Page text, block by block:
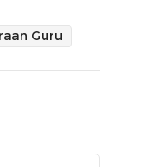
Guru